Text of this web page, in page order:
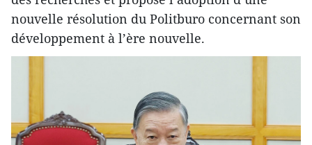
nouvelle résolution du Politburo concernant son
développement à l’ère nouvelle.